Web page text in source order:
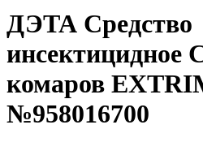
ДЭТА Средство
инсектицидное
комаров
№958016700